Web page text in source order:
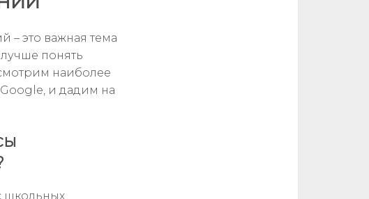
это важная тема
понять
наиболее
и дадим на
школьных